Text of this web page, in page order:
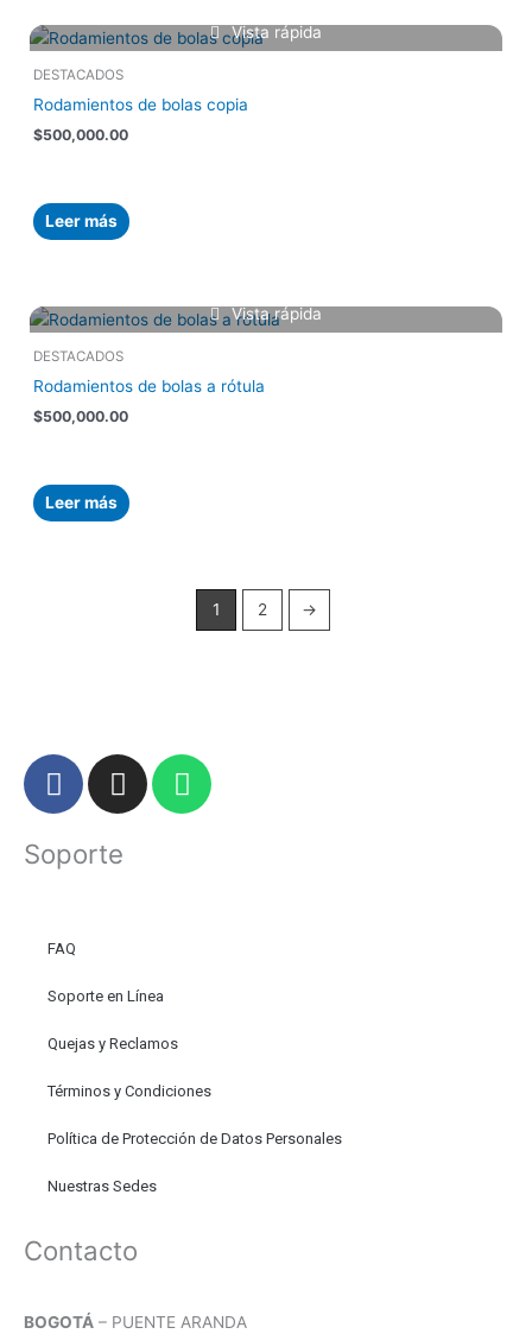
Vista rápida
DESTACADOS
Rodamientos de bolas copia
$500,000.00
Leer más
Vista rápida
DESTACADOS
Rodamientos de bolas a rótula
$500,000.00
Leer más
1 2 →
F
a
e
o
I
n
t
m
W
h
Soporte
FAQ
Soporte en Línea
Quejas y Reclamos
Términos y Condiciones
Política de Protección de Datos Personales
Nuestras Sedes
Contacto
BOGOTÁ – PUENTE ARANDA